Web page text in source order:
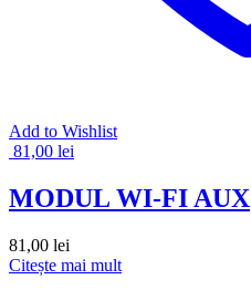
Add to Wishlist
81,00 lei
MODUL WI-FI AUX
81,00 lei
Citește mai mult